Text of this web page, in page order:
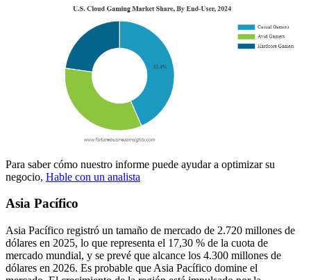
Para saber cómo nuestro informe puede ayudar a optimizar su
negocio, Hable con un analista
Asia Pacífico
Asia Pacífico registró un tamaño de mercado de 2.720 millones de
dólares en 2025, lo que representa el 17,30 % de la cuota de
mercado mundial, y se prevé que alcance los 4.300 millones de
dólares en 2026. Es probable que Asia Pacífico domine el